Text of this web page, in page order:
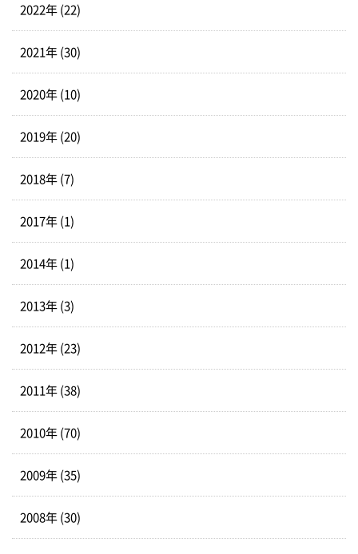
2022年 (22)
2021年 (30)
2020年 (10)
2019年 (20)
2018年 (7)
2017年 (1)
2014年 (1)
2013年 (3)
2012年 (23)
2011年 (38)
2010年 (70)
2009年 (35)
2008年 (30)